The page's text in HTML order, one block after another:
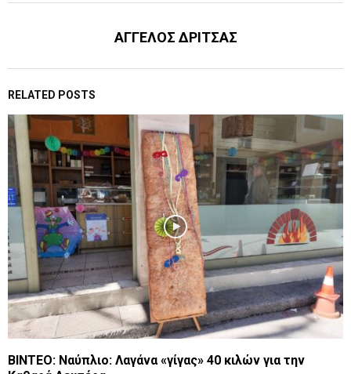
ΑΓΓΕΛΟΣ ΔΡΙΤΣΑΣ
RELATED POSTS
ΒΙΝΤΕΟ: Ναύπλιο: Λαγάνα «γίγας» 40 κιλών για την